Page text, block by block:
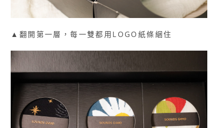
▲翻開第一層，每一雙都用LOGO紙條綑住